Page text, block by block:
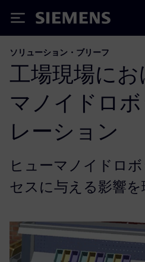
Siemens
ソリューション・ブリーフ
工場現場に
マノイドロ
レーション
ヒューマノイドロ
セスに与える影響を